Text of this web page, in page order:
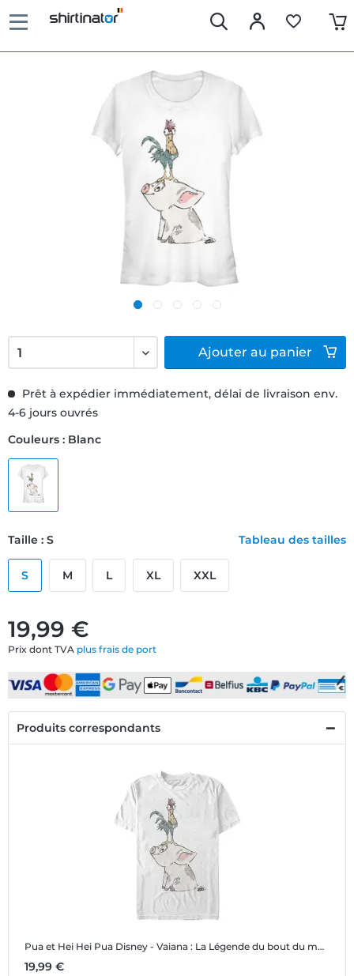
19,99 €
Prix dont TVA plus frais de port
Prêt à expédier immédiatement, délai de livraison env.
4-6 jours ouvrés
Couleurs : Blanc
Taille : S Tableau des tailles
S M L XL XXL
Ajouter au panier
Produits correspondants
Pua et Hei Hei Pua Disney - Vaiana : La Légende du bout du monde - Pua et Hei Hei Pua - Homme T-shirt
19,99 €